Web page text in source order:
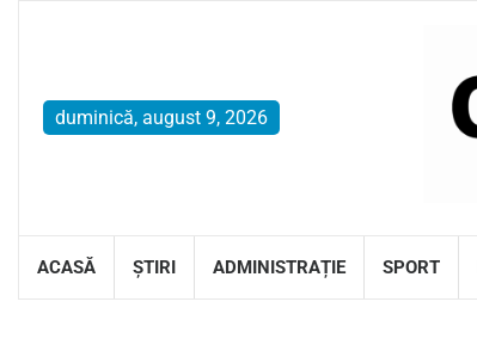
duminică, august 9, 2026
ACASĂ ȘTIRI ADMINISTRAȚIE SPORT